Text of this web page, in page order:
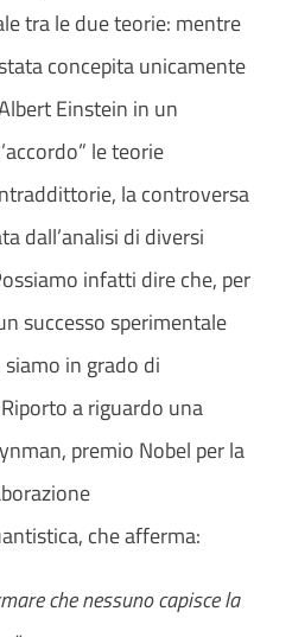
tra le due teorie: mentre
concepita unicamente
Einstein in un
le teorie
la controversa
dall’analisi di diversi
infatti dire che, per
successo sperimentale
in grado di
a riguardo una
premio Nobel per la
che afferma:
che nessuno capisce la